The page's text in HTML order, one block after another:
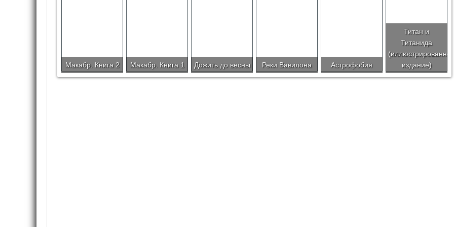
Макабр. Книга 2 Макабр. Книга 1 Дожить до весны Реки Вавилона Астрофобия
Титан и
Титанида
издание)